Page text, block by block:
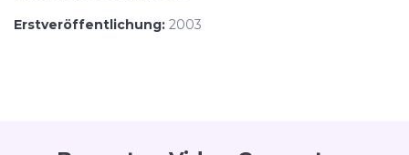
Erstveröffentlichung: 2003